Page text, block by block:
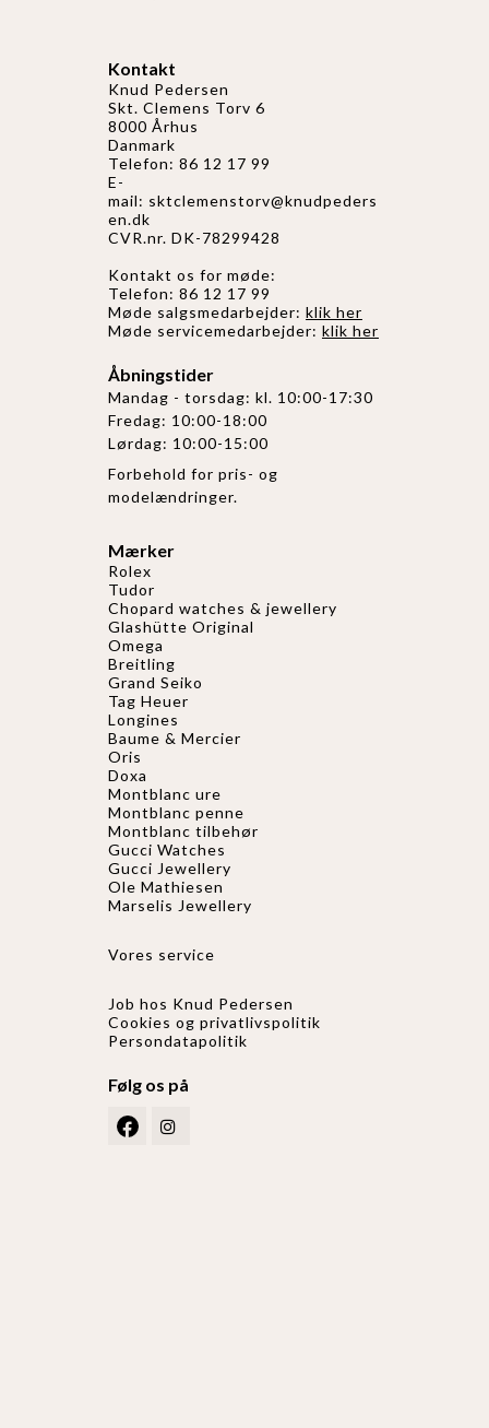
Kontakt
Knud Pedersen
Skt. Clemens Torv 6
8000 Århus
Danmark
Telefon: 86 12 17 99
E-
mail: sktclemenstorv@knudpeders
en.dk
CVR.nr. DK-78299428
Kontakt os for møde:
Telefon: 86 12 17 99
Møde salgsmedarbejder: klik her
Møde servicemedarbejder: klik her
Åbningstider
Mandag - torsdag: kl. 10:00-17:30
Fredag: 10:00-18:00
Lørdag: 10:00-15:00
Forbehold for pris- og
modelændringer.
Mærker
Rolex
Tudor
Chopard watches & jewellery
Glashütte Original
Omega
Breitling
Grand Seiko
Tag Heuer
Longines
Baume & Mercier
Oris
Doxa
Montblanc ure
Montblanc penne
Montblanc tilbehør
Gucci Watches
Gucci Jewellery
Ole Mathiesen
Marselis Jewellery
Vores service
Job hos Knud Pedersen
Cookies og privatlivspolitik
Persondatapolitik
Følg os på